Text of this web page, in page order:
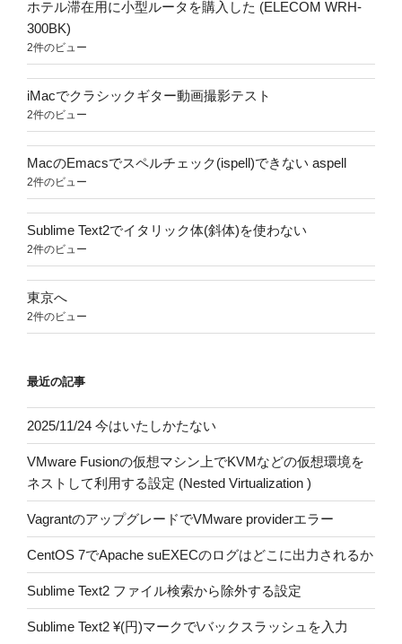
ホテル滞在用に小型ルータを購入した (ELECOM WRH-
300BK)
2件のビュー
iMacでクラシックギター動画撮影テスト
2件のビュー
MacのEmacsでスペルチェック(ispell)できない aspell
2件のビュー
Sublime Text2でイタリック体(斜体)を使わない
2件のビュー
東京へ
2件のビュー
最近の記事
2025/11/24 今はいたしかたない
VMware Fusionの仮想マシン上でKVMなどの仮想環境を
ネストして利用する設定 (Nested Virtualization )
VagrantのアップグレードでVMware providerエラー
CentOS 7でApache suEXECのログはどこに出力されるか
Sublime Text2 ファイル検索から除外する設定
Sublime Text2 ¥(円)マークで\バックスラッシュを入力